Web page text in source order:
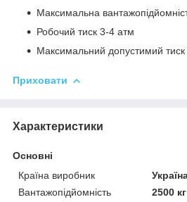
Максимальна
Робочий тиск 3-4 атм
Максимальний допустимий
Приховати
Характеристики
Основні
Країна виробник
Вантажопідйомність
2500 кг